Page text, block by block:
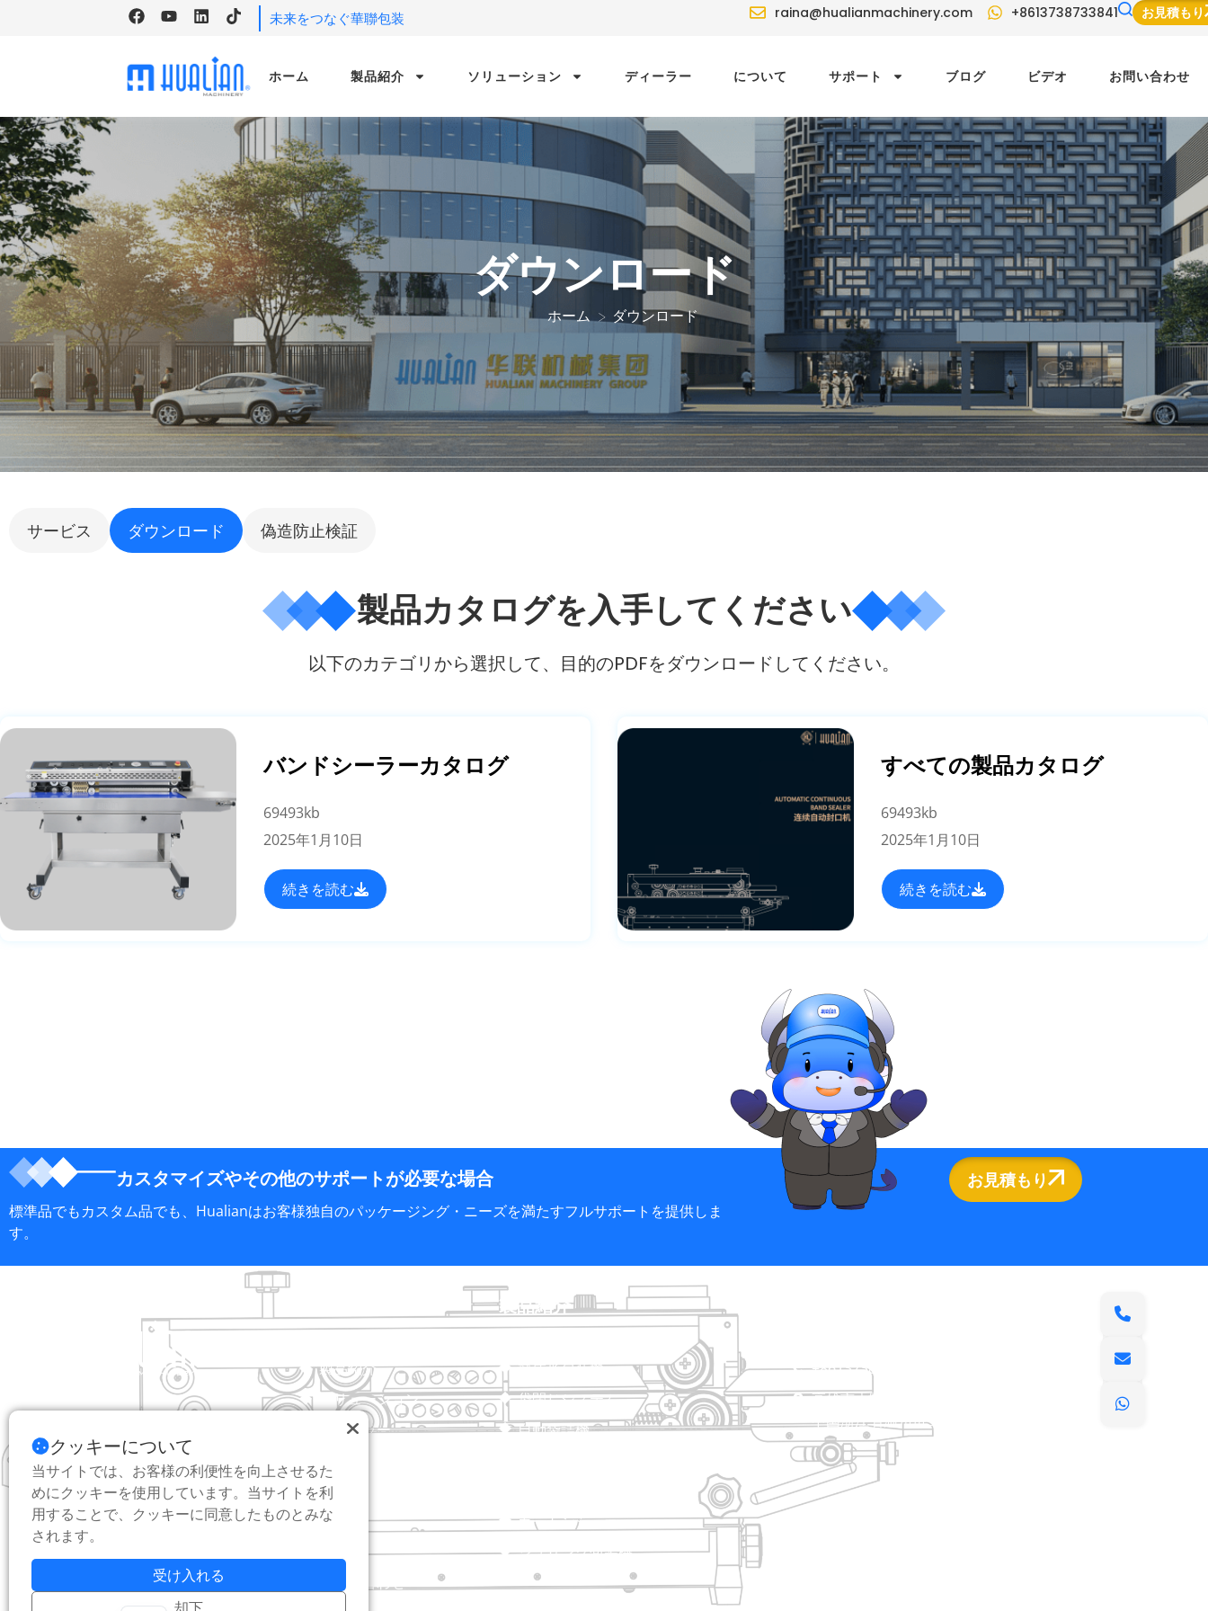
未来をつなぐ華聯包装 raina@hualianmachinery.com +8613738733841 お見積もり
ホーム 製品紹介 ソリューション ディーラー について サポート ブログ ビデオ お問い合わせ
ダウンロード
ホーム > ダウンロード
サービス ダウンロード 偽造防止検証
製品カタログを入手してください
以下のカテゴリから選択して、目的のPDFをダウンロードしてください。
バンドシーラーカタログ
69493kb
2025年1月10日
続きを読む
すべての製品カタログ
69493kb
2025年1月10日
続きを読む
カスタマイズやその他のサポートが必要な場合
標準品でもカスタム品でも、Hualianはお客様独自のパッケージング・ニーズを満たすフルサポートを提供しま
す。
お見積もり
製品紹介
ソリューション
ディーラー
サービス
ブログ
お問い合わせ
製品紹介
熱成形包装機
袋閉じシステム
自動袋詰機
カートンシーラー
シュリンク包装機
+8613738733841
高雄市大圍路2号
中国浙江省温州市工業区
クッキーについて
当サイトでは、お客様の利便性を向上させるた
めにクッキーを使用しています。当サイトを利
用することで、クッキーに同意したものとみな
されます。
受け入れる